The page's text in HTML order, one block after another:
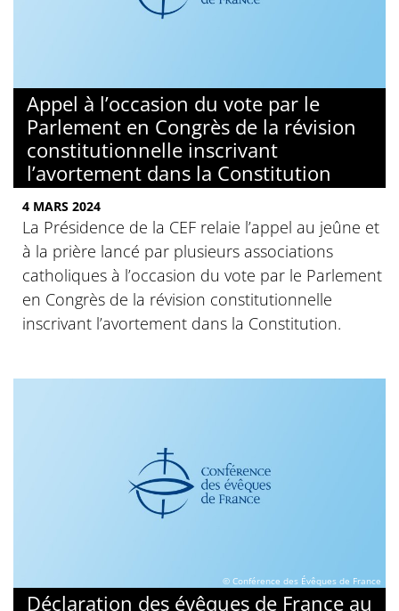
Appel à l’occasion du vote par le
Parlement en Congrès de la révision
constitutionnelle inscrivant
l’avortement dans la Constitution
4 MARS 2024
La Présidence de la CEF relaie l’appel au jeûne et
à la prière lancé par plusieurs associations
catholiques à l’occasion du vote par le Parlement
en Congrès de la révision constitutionnelle
inscrivant l’avortement dans la Constitution.
© Conférence des Évêques de France
Déclaration des évêques de France au